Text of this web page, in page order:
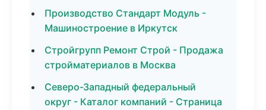
Производство Стандарт Модуль -
Машиностроение в Иркутск
Стройгрупп Ремонт Строй - Продажа
стройматериалов в Москва
Северо-Западный федеральный
округ - Каталог компаний - Страница